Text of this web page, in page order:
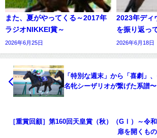
また、夏がやってくる～2017年
ラジオNIKKEI賞～
2026年6月25日
2023年ディ
を振り返っ
2026年6月18日
「特別な週末」から「喜劇」
名牝シーザリオが繋げた系譜〜
［重賞回顧］第160回天皇賞（秋）（GⅠ）～令
扉を開くも